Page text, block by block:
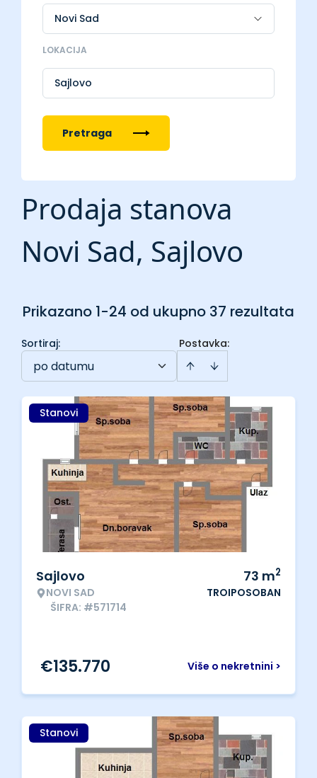
LOKACIJA
Sajlovo
Pretraga
Prodaja stanova
Novi Sad, Sajlovo
Prikazano 1-24 od ukupno 37 rezultata
Postavka:
Sortiraj:
po datumu
Stanovi
Sajlovo
NOVI SAD
ŠIFRA: #571714
73 m2
TROIPOSOBAN
Više o nekretnini >
€135.770
Stanovi